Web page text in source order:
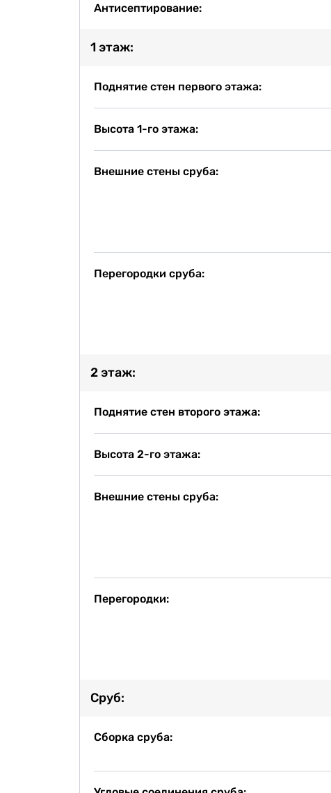
Антисептирование:
1 этаж:
Поднятие стен первого этажа:
Высота 1-го этажа:
Внешние стены сруба:
Перегородки сруба:
2 этаж:
Поднятие стен второго этажа:
Высота 2-го этажа:
Внешние стены сруба:
Перегородки:
Сруб:
Сборка сруба: